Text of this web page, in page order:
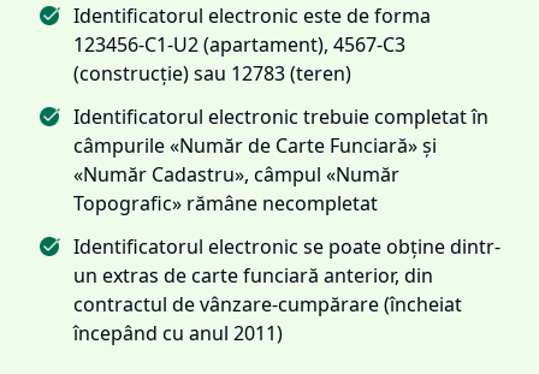
Identificatorul electronic este de forma
123456-C1-U2 (apartament), 4567-C3
(construcție) sau 12783 (teren)
Identificatorul electronic trebuie completat în
câmpurile «Număr de Carte Funciară» și
«Număr Cadastru», câmpul «Număr
Topografic» rămâne necompletat
Identificatorul electronic se poate obține dintr-
un extras de carte funciară anterior, din
contractul de vânzare-cumpărare (încheiat
începând cu anul 2011)